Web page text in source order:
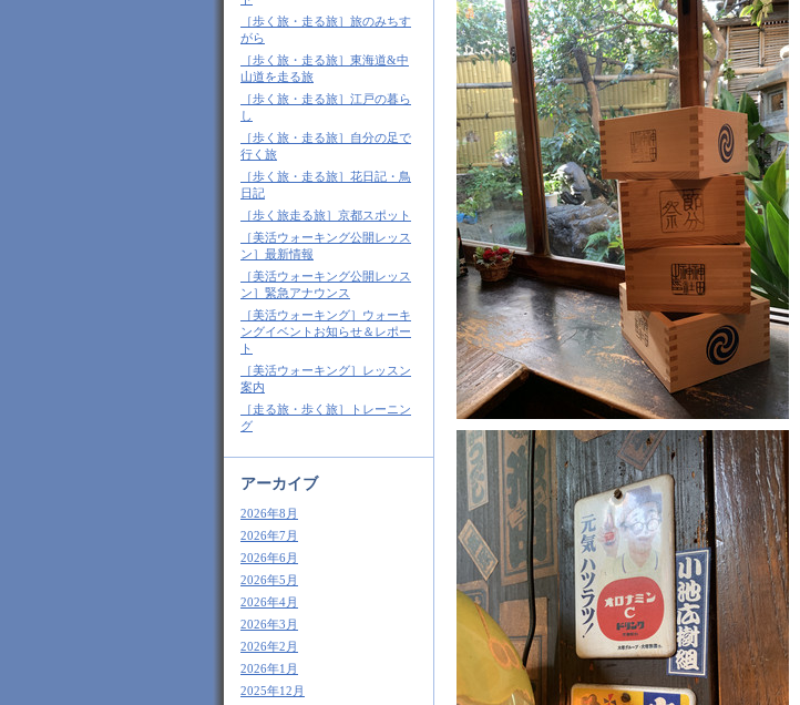
［歩く旅・走る旅］旅のみちす
がら
［歩く旅・走る旅］東海道&中
山道を走る旅
［歩く旅・走る旅］江戸の暮ら
し
［歩く旅・走る旅］自分の足で
行く旅
［歩く旅・走る旅］花日記・鳥
日記
［歩く旅走る旅］京都スポット
［美活ウォーキング公開レッス
ン］最新情報
［美活ウォーキング公開レッス
ン］緊急アナウンス
［美活ウォーキング］ウォーキ
ングイベントお知らせ＆レポー
ト
［美活ウォーキング］レッスン
案内
［走る旅・歩く旅］トレーニン
グ
アーカイブ
2026年8月
2026年7月
2026年6月
2026年5月
2026年4月
2026年3月
2026年2月
2026年1月
2025年12月